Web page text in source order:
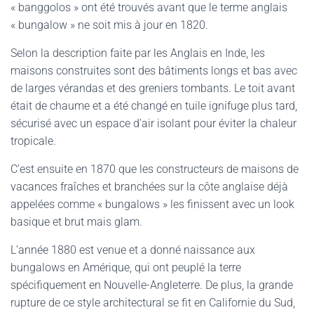
« banggolos » ont été trouvés avant que le terme anglais
« bungalow » ne soit mis à jour en 1820.
Selon la description faite par les Anglais en Inde, les
maisons construites sont des bâtiments longs et bas avec
de larges vérandas et des greniers tombants. Le toit avant
était de chaume et a été changé en tuile ignifuge plus tard,
sécurisé avec un espace d’air isolant pour éviter la chaleur
tropicale.
C’est ensuite en 1870 que les constructeurs de maisons de
vacances fraîches et branchées sur la côte anglaise déjà
appelées comme « bungalows » les finissent avec un look
basique et brut mais glam.
L’année 1880 est venue et a donné naissance aux
bungalows en Amérique, qui ont peuplé la terre
spécifiquement en Nouvelle-Angleterre. De plus, la grande
rupture de ce style architectural se fit en Californie du Sud,